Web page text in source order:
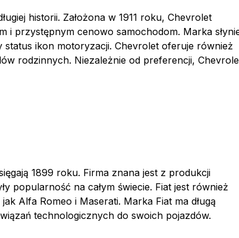
historii. Założona w 1911 roku, Chevrolet
i przystępnym cenowo samochodom. Marka
status ikon motoryzacji. Chevrolet oferuje również
rodzinnych. Niezależnie od preferencji,
1899 roku. Firma znana jest z produkcji
popularność na całym świecie. Fiat jest również
Alfa Romeo i Maserati. Marka Fiat ma długą
technologicznych do swoich pojazdów.